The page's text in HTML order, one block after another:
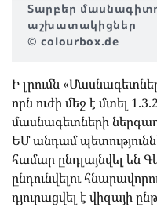
Տարբեր
աշխատակիցներ
© colourbox.de
Ի լրումն
որն ուժի մեջ է մտել
մասնագետների
ԵՄ անդամ
համար ընդլայնվել են
ընդունվելու
դյուրացվել է վիզայի